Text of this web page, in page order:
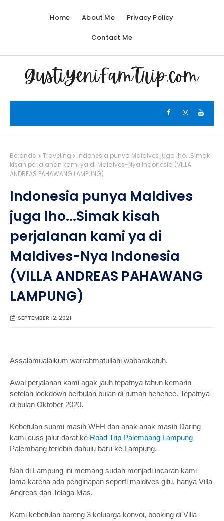
Home About Me Privacy Policy
Contact Me
Beranda Traveling
Indonesia punya Maldives juga lho...Simak
kisah perjalanan kami ya di Maldives-Nya Indonesia (VILLA
ANDREAS PAHAWANG LAMPUNG)
Indonesia punya Maldives
juga lho...Simak kisah
perjalanan kami ya di
Maldives-Nya Indonesia
(VILLA ANDREAS PAHAWANG
LAMPUNG)
SEPTEMBER 12, 2021
Assalamualaikum warrahmatullahi wabarakatuh.
Awal perjalanan kami agak jauh tepatnya tahun kemarin
setelah lockdown berbulan bulan di rumah hehehee. Tepatnya
di bulan Oktober 2020.
Kebetulan suami masih WFH dan anak anak masih Daring
kami cuss jalur darat ke Road Trip Palembang Lampung
Palembang terlebih dahulu baru ke Lampung.
Nah di Lampung ini memang sudah menjadi incaran kami
lama karena ada penginapan seperti maldives gitu, hanya Villa
Andreas dan Telaga Mas.
Kami kebetulan bareng 3 keluarga konvoi, booking di Villa